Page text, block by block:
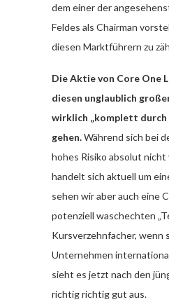
dem einer der
Feldes als Chairman
diesen Marktführern zu
Die Aktie von Core One
diesen unglaublich
wirklich „komplett durch
gehen.Während sich bei
hohes Risiko absolut
handelt sich aktuell um
sehen wir aber auch eine
potenziell waschechten
Kursverzehnfacher, wenn
Unternehmen
sieht es jetzt nach den
richtig richtig gut aus.